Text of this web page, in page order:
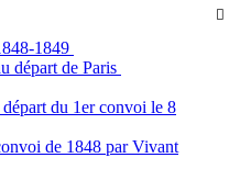

1849
départ de Paris
du 1er convoi le 8
de 1848 par Vivant